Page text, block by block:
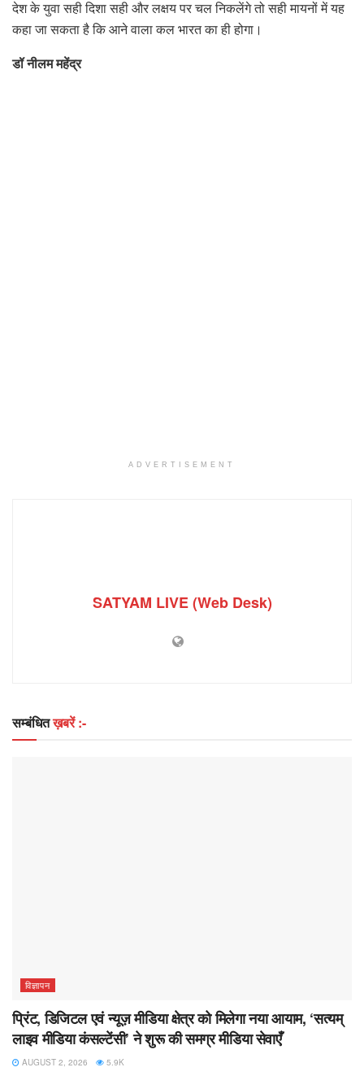
देश के युवा सही दिशा सही और लक्षय पर चल निकलेंगे तो सही मायनों में यह
कहा जा सकता है कि आने वाला कल भारत का ही होगा।
डॉ नीलम महेंद्र
ADVERTISEMENT
SATYAM LIVE (Web Desk)
सम्बंधितख़बरें :-
विज्ञापन
प्रिंट, डिजिटल एवं न्यूज़ मीडिया क्षेत्र को मिलेगा नया आयाम, ‘सत्यम्
लाइव मीडिया कंसल्टेंसी’ ने शुरू की समग्र मीडिया सेवाएँ
AUGUST 2, 2026 5.9K